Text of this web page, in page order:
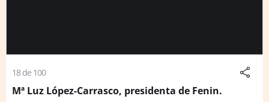
18 de 100
Mª Luz López-Carrasco, presidenta de Fenin.